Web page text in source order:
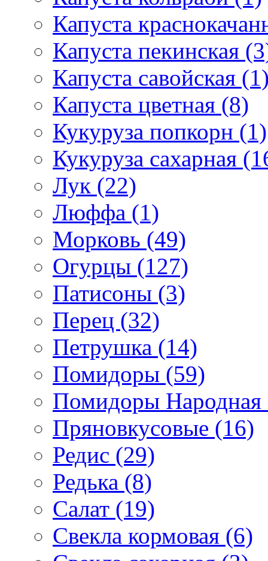
Капуста
Капуста пекинская
Капуста савойская
Капуста цветная (8)
Кукуруза попкорн (1)
Кукуруза сахарная
Лук (22)
Люффа (1)
Морковь (49)
Огурцы (127)
Патисоны (3)
Перец (32)
Петрушка (14)
Помидоры (59)
Помидоры Народная
Пряновкусовые (16)
Редис (29)
Редька (8)
Салат (19)
Свекла кормовая (6)